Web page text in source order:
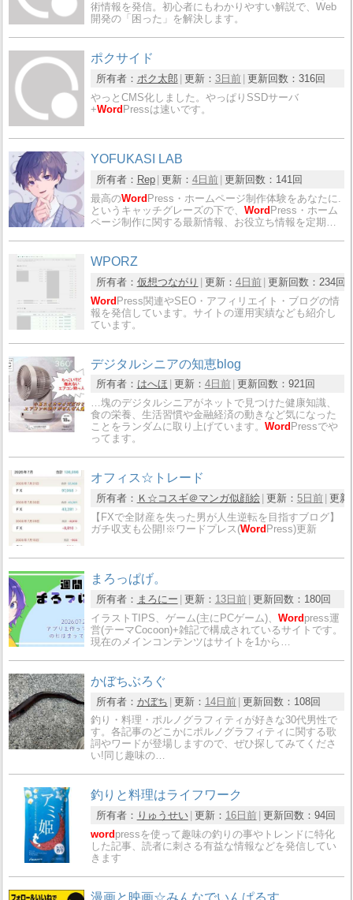
術情報を発信。初心者にもわかりやすい解説で、Web
開発の「困った」を解決します。
ポクサイド
所有者： ポク太郎 更新： 3日前 更新回数： 316回
やっとCMS化しました。やっぱりSSDサーバ
+Word Pressは速いです。
YOFUKASI LAB
所有者： Rep 更新： 4日前 更新回数： 141回
最高のWord Press・ホームページ制作体験をあなたに.
というキャッチグレーズの下で、Word Press・ホーム
ページ制作に関する最新情報、お役立ち情報を定期…
WPORZ
所有者： 仮想つながり 更新： 4日前 更新回数： 234回
WordPress関連やSEO・アフィリエイト・ブログの情
報を発信しています。サイトの運用実績なども紹介し
ています。
デジタルシニアの知恵blog
所有者： はへほ 更新： 4日前 更新回数： 921回
…塊のデジタルシニアがネットで見つけた健康知識、
食の栄養、生活習慣や金融経済の動きなど気になった
ことをランダムに取り上げています。Word Pressでや
ってます。
オフィス☆トレード
所有者： Ｋ☆コスギ＠マンガ似顔絵 更新： 5日前 更新
【FXで全財産を失った男が人生逆転を目指すブログ】
ガチ収支も公開!※ワードプレス(Word Press)更新
まろっぱげ。
所有者： まろにー 更新： 13日前 更新回数： 180回
イラストTIPS、ゲーム(主にPCゲーム)、Word press運
営(テーマCocoon)+雑記で構成されているサイトです。
現在のメインコンテンツはサイトを1から…
かぼちぶろぐ
所有者： かぼち 更新： 14日前 更新回数： 108回
釣り・料理・ポルノグラフィティが好きな30代男性で
す。各記事のどこかにポルノグラフィティに関する歌
詞やワードが登場しますので、ぜひ探してみてくださ
い!同じ趣味の…
釣りと料理はライフワーク
所有者： りゅうせい 更新： 16日前 更新回数： 94回
word pressを使って趣味の釣りの事やトレンドに特化
した記事、読者に刺さる有益な情報などを発信してい
きます
漫画と映画☆みんなでいんぱるす